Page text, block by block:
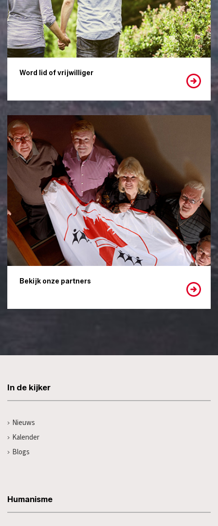
Word lid of vrijwilliger
Bekijk onze partners
In de kijker
Nieuws
Kalender
Blogs
Humanisme